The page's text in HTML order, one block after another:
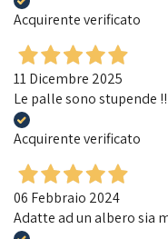
Acquirente verificato
11 Dicembre 2025
Le palle sono stupende
Acquirente verificato
06 Febbraio 2024
Adatte ad un albero sia